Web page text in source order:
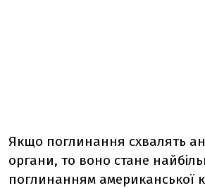
Якщо поглинання схвалять
органи, то воно стане
поглинанням американської